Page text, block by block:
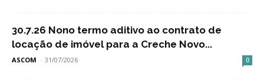
30.7.26 Nono termo aditivo ao contrato de
locação de imóvel para a Creche Novo...
ASCOM - 31/07/2026 0